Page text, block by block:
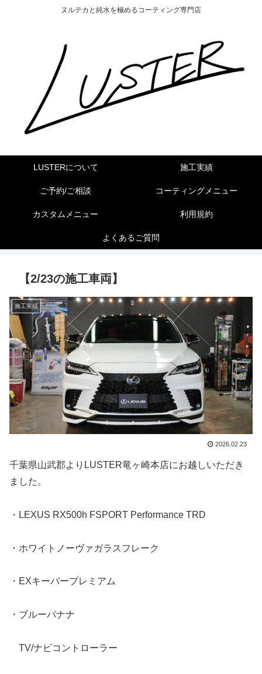
ヌルテカと純水を極めるコーティング専門店
LUSTERについて 施工実績
ご予約/ご相談 コーティングメニュー
カスタムメニュー 利用規約
よくあるご質問
【2/23の施工車両】
施工実績
2026.02.23
千葉県山武郡よりLUSTER竜ヶ崎本店にお越しいただき
ました。
・LEXUS RX500h FSPORT Performance TRD
・ホワイトノーヴァガラスフレーク
・EXキーパープレミアム
・ブルーバナナ
TV/ナビコントローラー